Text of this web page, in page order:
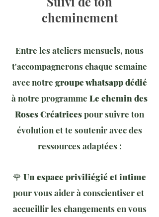
cheminement
Entre les ateliers mensuels, nous
t'accompagnerons chaque semaine
avec notre groupe whatsapp dédié
à notre programme Le chemin des
Roses Créatricespour suivre ton
évolution et te soutenir avec des
ressources adaptées ​​​​ :
🌹 Un espace priviliégié et intime
pour vous aider à conscientiser et
accueillir les changements en vous